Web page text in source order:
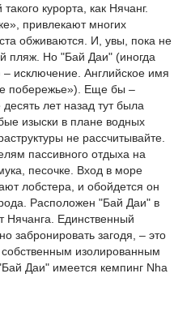
курорта, как Нячанг.
привлекают многих
обживаются. И, увы, пока не
пляж. Но "Бай Даи" (иногда
исключение. Английское имя
побережье»). Еще бы –
лет назад тут была
изыски в плане водных
не рассчитывайте.
пассивного отдыха на
песочке. Вход в море
лобстера, и обойдется он
Расположен "Бай Даи" в
Нячанга. Единственный
забронировать загодя, – это
изолированным
Даи" имеется кемпинг Nha